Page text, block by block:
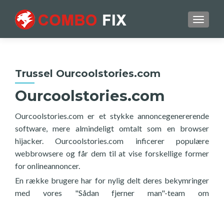
Trussel Ourcoolstories.com
Ourcoolstories.com
Ourcoolstories.com er et stykke annoncegenererende
software, mere almindeligt omtalt som en browser
hijacker. Ourcoolstories.com inficerer populære
webbrowsere og får dem til at vise forskellige former
for onlineannoncer.
En række brugere har for nylig delt deres bekymringer
med vores "Sådan fjerner man"-team om